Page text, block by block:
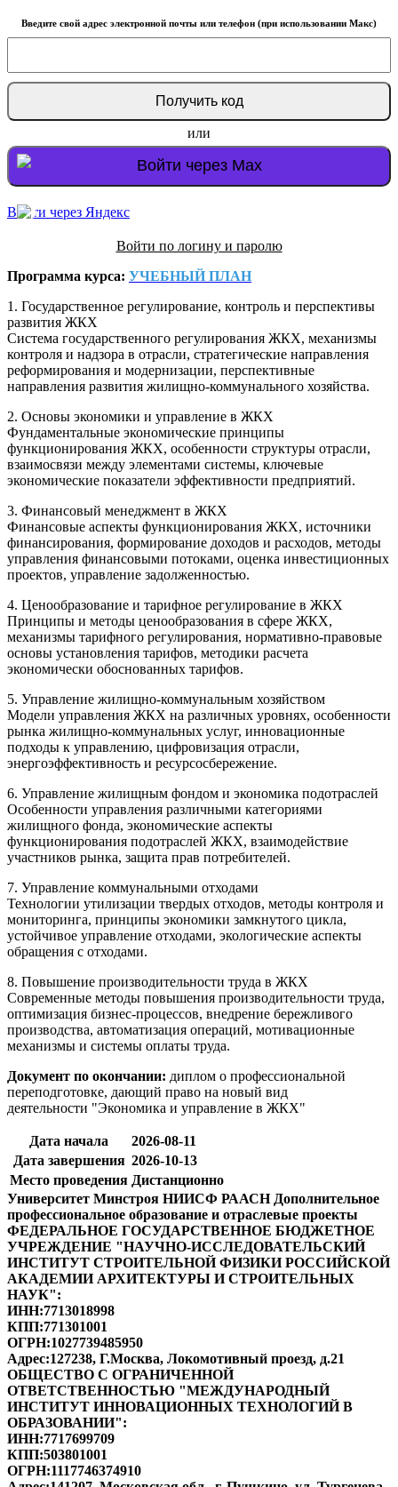
Введите свой адрес электронной почты или телефон (при использовании Макс)
или
Войти через Max
Войти через Яндекс
Войти по логину и паролю
Программа курса: УЧЕБНЫЙ ПЛАН
1. Государственное регулирование, контроль и перспективы
развития ЖКХ
Система государственного регулирования ЖКХ, механизмы
контроля и надзора в отрасли, стратегические направления
реформирования и модернизации, перспективные
направления развития жилищно-коммунального хозяйства.
2. Основы экономики и управление в ЖКХ
Фундаментальные экономические принципы
функционирования ЖКХ, особенности структуры отрасли,
взаимосвязи между элементами системы, ключевые
экономические показатели эффективности предприятий.
3. Финансовый менеджмент в ЖКХ
Финансовые аспекты функционирования ЖКХ, источники
финансирования, формирование доходов и расходов, методы
управления финансовыми потоками, оценка инвестиционных
проектов, управление задолженностью.
4. Ценообразование и тарифное регулирование в ЖКХ
Принципы и методы ценообразования в сфере ЖКХ,
механизмы тарифного регулирования, нормативно-правовые
основы установления тарифов, методики расчета
экономически обоснованных тарифов.
5. Управление жилищно-коммунальным хозяйством
Модели управления ЖКХ на различных уровнях, особенности
рынка жилищно-коммунальных услуг, инновационные
подходы к управлению, цифровизация отрасли,
энергоэффективность и ресурсосбережение.
6. Управление жилищным фондом и экономика подотраслей
Особенности управления различными категориями
жилищного фонда, экономические аспекты
функционирования подотраслей ЖКХ, взаимодействие
участников рынка, защита прав потребителей.
7. Управление коммунальными отходами
Технологии утилизации твердых отходов, методы контроля и
мониторинга, принципы экономики замкнутого цикла,
устойчивое управление отходами, экологические аспекты
обращения с отходами.
8. Повышение производительности труда в ЖКХ
Современные методы повышения производительности труда,
оптимизация бизнес-процессов, внедрение бережливого
производства, автоматизация операций, мотивационные
механизмы и системы оплаты труда.
Документ по окончании: диплом о профессиональной
переподготовке, дающий право на новый вид
деятельности "Экономика и управление в ЖКХ"
Дата начала
2026-08-11
Дата завершения 2026-10-13
Место проведения Дистанционно
Университет Минстроя НИИСФ РААСН Дополнительное
профессиональное образование и отраслевые проекты
ФЕДЕРАЛЬНОЕ ГОСУДАРСТВЕННОЕ БЮДЖЕТНОЕ
УЧРЕЖДЕНИЕ "НАУЧНО-ИССЛЕДОВАТЕЛЬСКИЙ
ИНСТИТУТ СТРОИТЕЛЬНОЙ ФИЗИКИ РОССИЙСКОЙ
АКАДЕМИИ АРХИТЕКТУРЫ И СТРОИТЕЛЬНЫХ
НАУК":
ИНН:7713018998
КПП:771301001
ОГРН:1027739485950
Адрес:127238, Г.Москва, Локомотивный проезд, д.21
ОБЩЕСТВО С ОГРАНИЧЕННОЙ
ОТВЕТСТВЕННОСТЬЮ "МЕЖДУНАРОДНЫЙ
ИНСТИТУТ ИННОВАЦИОННЫХ ТЕХНОЛОГИЙ В
ОБРАЗОВАНИИ":
ИНН:7717699709
КПП:503801001
ОГРН:1117746374910